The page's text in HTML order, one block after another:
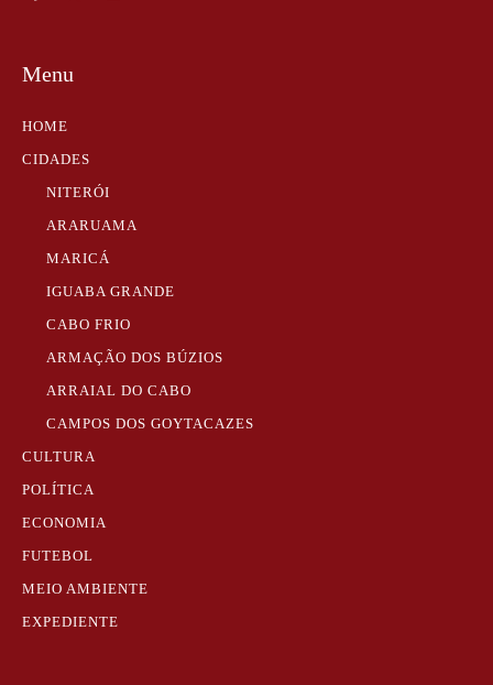
Menu
HOME
CIDADES
NITERÓI
ARARUAMA
MARICÁ
IGUABA GRANDE
CABO FRIO
ARMAÇÃO DOS BÚZIOS
ARRAIAL DO CABO
CAMPOS DOS GOYTACAZES
CULTURA
POLÍTICA
ECONOMIA
FUTEBOL
MEIO AMBIENTE
EXPEDIENTE